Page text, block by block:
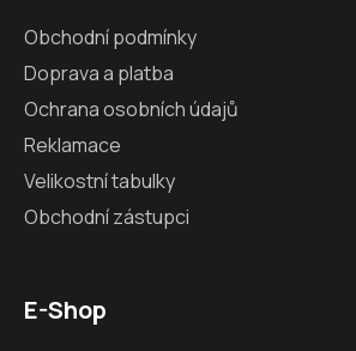
Obchodní podmínky
Doprava a platba
Ochrana osobních údajů
Reklamace
Velikostní tabulky
Obchodní zástupci
E-Shop